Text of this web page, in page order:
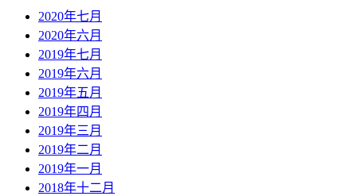
2020年七月
2020年六月
2019年七月
2019年六月
2019年五月
2019年四月
2019年三月
2019年二月
2019年一月
2018年十二月